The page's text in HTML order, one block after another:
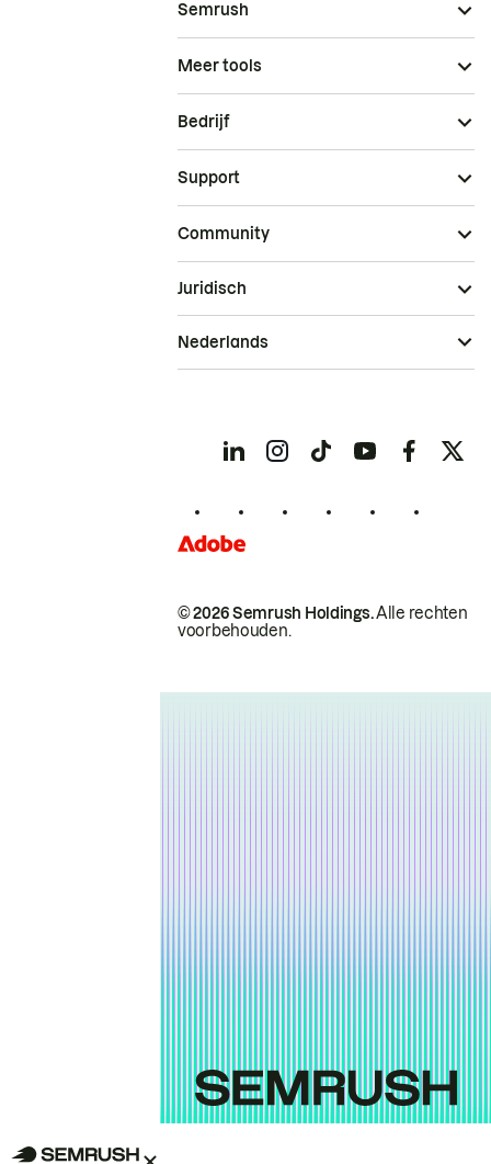
Semrush
Meer tools
Bedrijf
Support
Community
© 2026 Semrush Holdings.Alle rechten
voorbehouden.
Juridisch
Nederlands